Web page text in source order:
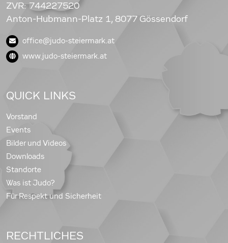
ZVR: 744227520
Anton-Hubmann-Platz 1, 8077 Gössendorf
office@judo-steiermark.at
www.judo-steiermark.at
QUICK LINKS
Vorstand
Events
Bilder und Videos
Downloads
Standorte
Was ist Judo?
Für Respekt und Sicherheit
RECHTLICHES